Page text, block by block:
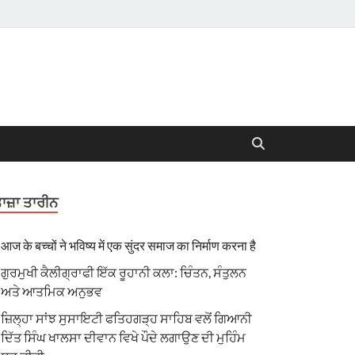
ਤਾਰੀਨ
आज के बच्चों ने भविष्य में एक सुंदर समाज का निर्माण करना है
ਗੁਰਮੁਖੀ ਕੈਲੀਗ੍ਰਾਫੀ ਇੱਕ ਰੂਹਾਨੀ ਕਲਾ: ਚਿੰਤਨ, ਸੰਤੁਲਨ
ਅਤੇ ਆਤਮਿਕ ਅਨੁਭਵ
ਜ਼ਿਲ੍ਹਾ ਸਾਂਝ ਸੁਸਾਇਟੀ ਫਤਿਹਗੜ੍ਹ ਸਾਹਿਬ ਵਲੋਂ ਗਿਆਨੀ
ਦਿੱਤ ਸਿੰਘ ਖਾਲਸਾ ਦੀਵਾਨ ਵਿਖੇ ਪੌਦੇ ਲਗਾਉਣ ਦੀ ਮੁਹਿੰਮ